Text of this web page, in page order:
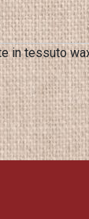
in tessuto